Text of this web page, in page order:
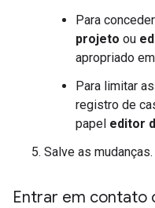
Para
projeto ou
apropriado em
Para limitar
registro de
papel editor
Salve as mudanças.
Entrar em contato